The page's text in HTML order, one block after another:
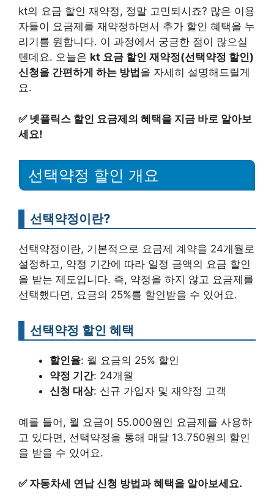
kt의 요금 할인 재약정, 정말 고민되시죠? 많은 이용
자들이 요금제를 재약정하면서 추가 할인 혜택을 누
리기를 원합니다. 이 과정에서 궁금한 점이 많으실
텐데요. 오늘은 kt 요금 할인 재약정(선택약정 할인)
신청을 간편하게 하는 방법 을 자세히 설명해드릴게
요.
✅ 넷플릭스 할인 요금제의 혜택을 지금 바로 알아보
세요!
선택약정 할인 개요
선택약정이란?
선택약정이란, 기본적으로 요금제 계약을 24개월로
설정하고, 약정 기간에 따라 일정 금액의 요금 할인
을 받는 제도입니다. 즉, 약정을 하지 않고 요금제를
선택했다면, 요금의 25%를 할인받을 수 있어요.
선택약정 할인 혜택
할인율: 월 요금의 25% 할인
약정 기간: 24개월
신청 대상: 신규 가입자 및 재약정 고객
예를 들어, 월 요금이 55.000원인 요금제를 사용하
고 있다면, 선택약정을 통해 매달 13.750원의 할인
을 받을 수 있어요.
✅ 자동차세 연납 신청 방법과 혜택을 알아보세요.